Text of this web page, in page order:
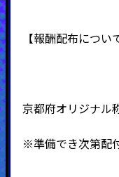
【報酬配布につい
京都府オリジナル
※準備でき次第配